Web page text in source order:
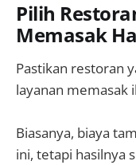
Pilih
Memasak
Pastikan restoran
layanan memasak
Biasanya, biaya
ini, tetapi hasilnya